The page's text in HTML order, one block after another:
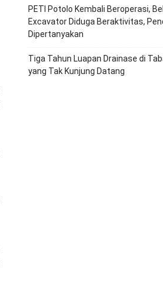
PETI Potolo Kembali Beroperasi,
Excavator Diduga Beraktivitas,
Dipertanyakan
Tiga Tahun Luapan Drainase di
yang Tak Kunjung Datang